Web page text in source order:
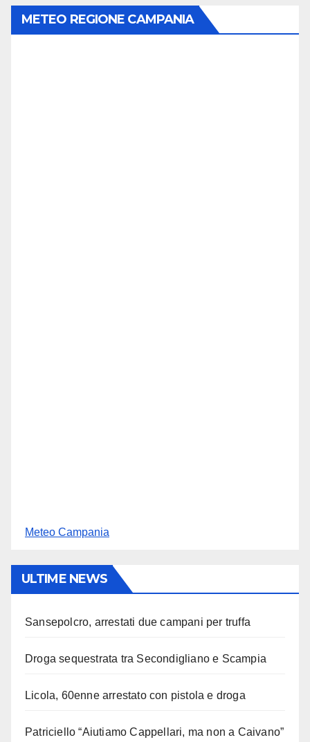
METEO REGIONE CAMPANIA
Meteo Campania
ULTIME NEWS
Sansepolcro, arrestati due campani per truffa
Droga sequestrata tra Secondigliano e Scampia
Licola, 60enne arrestato con pistola e droga
Patriciello “Aiutiamo Cappellari, ma non a Caivano”